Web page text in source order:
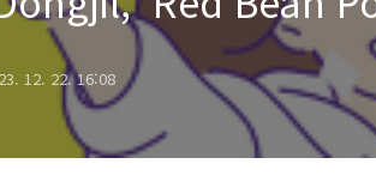
12. 22. 16:08